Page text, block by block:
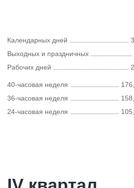
Календарных дней
Выходных и праздничных
Рабочих дней
40-часовая неделя
36-часовая неделя
24-часовая неделя